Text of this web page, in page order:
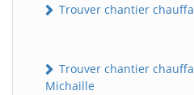
Trouver chantier
Trouver chantier
Michaille